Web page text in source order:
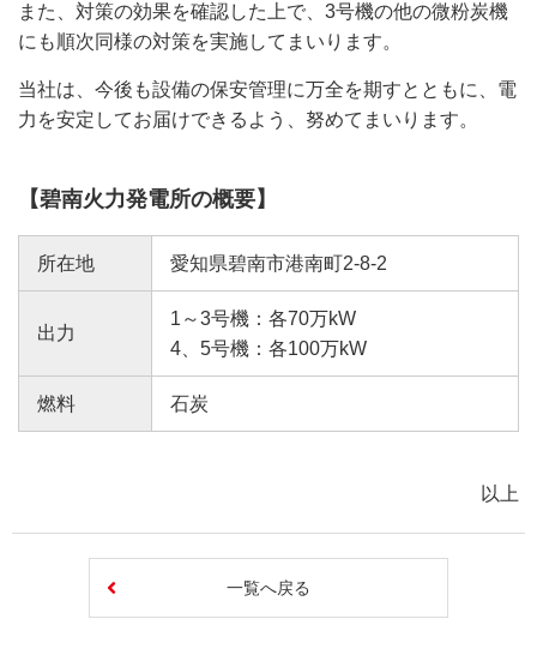
また、対策の効果を確認した上で、3号機の他の微粉炭機
にも順次同様の対策を実施してまいります。
当社は、今後も設備の保安管理に万全を期すとともに、電
力を安定してお届けできるよう、努めてまいります。
【碧南火力発電所の概要】
所在地 愛知県碧南市港南町2-8-2
出力
1～3号機：各70万kW
4、5号機：各100万kW
燃料 石炭
以上
一覧へ戻る